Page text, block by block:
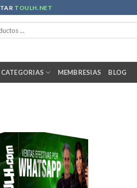
TOULH.NET
CATEGORIAS MEMBRESIAS BLOG